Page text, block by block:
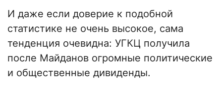
И даже если доверие к подобной
статистике не очень высокое, сама
тенденция очевидна: УГКЦ получила
после Майданов огромные политические
и общественные дивиденды.